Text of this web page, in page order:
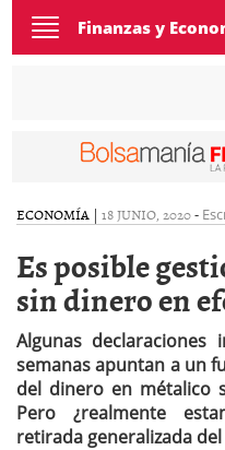
Toggle
navigation
Finanzas y
ECONOMÍA | 18 JUNIO, 2020-
Es posible
sin dinero en
Algunas declaraciones
semanas apuntan a un
del dinero en métalico
Pero ¿realmente
retirada generalizada